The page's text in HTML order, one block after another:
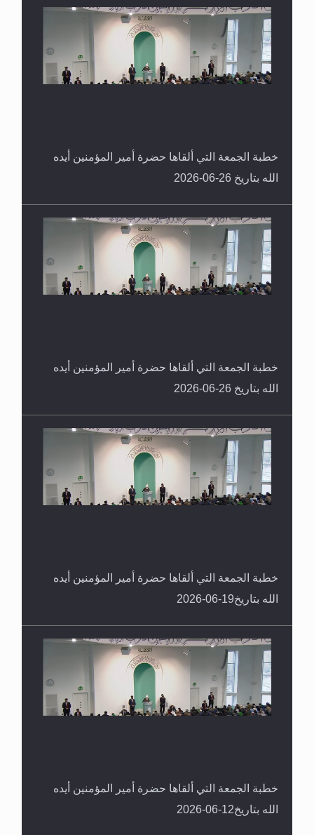
خطبة الجمعة التي ألقاها حضرة أمير المؤمنين أيده
الله بتاريخ 26-06-2026
خطبة الجمعة التي ألقاها حضرة أمير المؤمنين أيده
الله بتاريخ 26-06-2026
خطبة الجمعة التي ألقاها حضرة أمير المؤمنين أيده
الله بتاريخ19-06-2026
خطبة الجمعة التي ألقاها حضرة أمير المؤمنين أيده
الله بتاريخ12-06-2026